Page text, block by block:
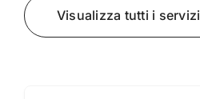
Visualizza tutti i servizi